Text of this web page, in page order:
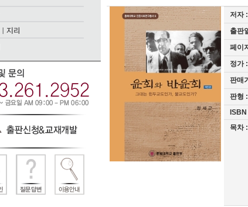
저자 :
출판
페이
정가 :
판매
판형 :
ISBN
목차 :